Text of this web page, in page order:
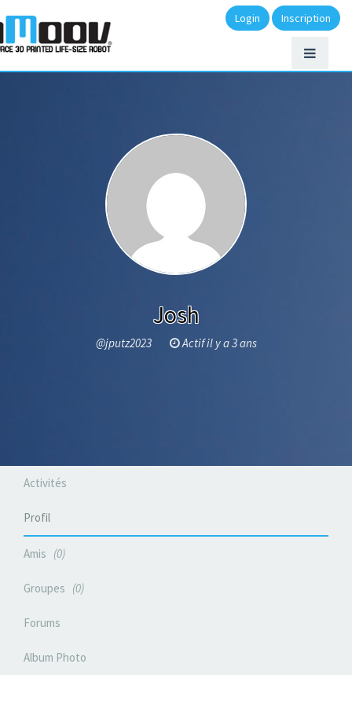
Login Inscription
Josh
@jputz2023 Actif il y a 3 ans
Activités
Profil
Amis 0
Groupes 0
Forums
Album Photo